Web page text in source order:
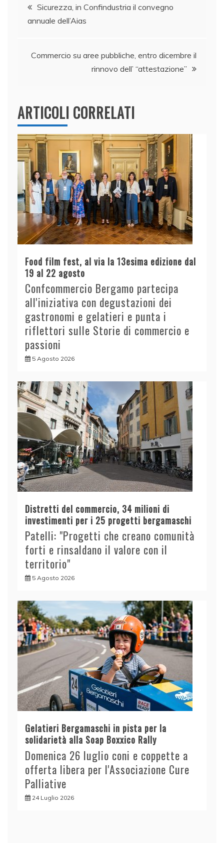
b
o
k
dI
n
A
vi
articoli
Sicurezza, in Confindustria il convegno
annuale dell’Aias
Commercio su aree pubbliche, entro dicembre il
rinnovo dell’ “attestazione”
ARTICOLI CORRELATI
Food film fest, al via la 13esima edizione dal
19 al 22 agosto
Confcommercio Bergamo partecipa
all'iniziativa con degustazioni dei
gastronomi e gelatieri e punta i
riflettori sulle Storie di commercio e
passioni
5 Agosto 2026
Distretti del commercio, 34 milioni di
investimenti per i 25 progetti bergamaschi
Patelli: "Progetti che creano comunità
forti e rinsaldano il valore con il
territorio"
5 Agosto 2026
Gelatieri Bergamaschi in pista per la
solidarietà alla Soap Boxxico Rally
Domenica 26 luglio coni e coppette a
offerta libera per l'Associazione Cure
Palliative
24 Luglio 2026